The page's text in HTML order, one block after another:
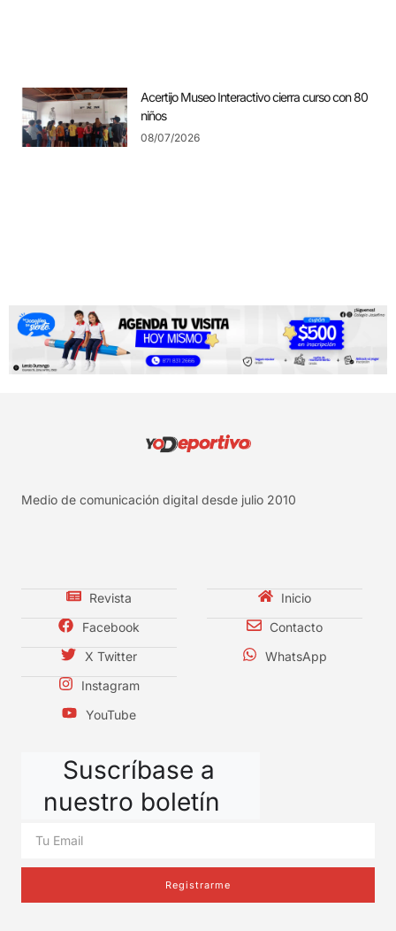
Acertijo Museo Interactivo cierra curso con 80
niños
08/07/2026
Medio de comunicación digital desde julio 2010
Revista
Facebook
X Twitter
Instagram
YouTube
Inicio
Contacto
WhatsApp
Suscríbase a
nuestro boletín
Registrarme